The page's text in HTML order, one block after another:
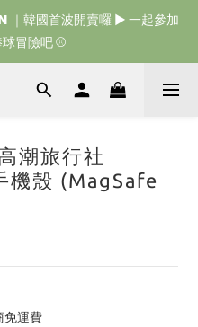
國首波開賣囉 ▶ 一起參加
冒險吧 ⚾️
國首波開賣囉 ▶ 一起參加
冒險吧 ⚾️
𝗕𝗜𝗧𝗘｜日本限時接單中
國首波開賣囉 ▶ 一起參加
冒險吧 ⚾️
潮旅行社
殼 (MagSafe
免運費